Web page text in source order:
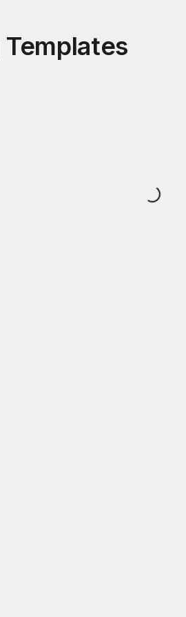
Templates
Loading...